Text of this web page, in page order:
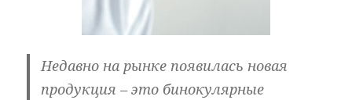
Недавно на рынке появилась новая
продукция – это бинокулярные